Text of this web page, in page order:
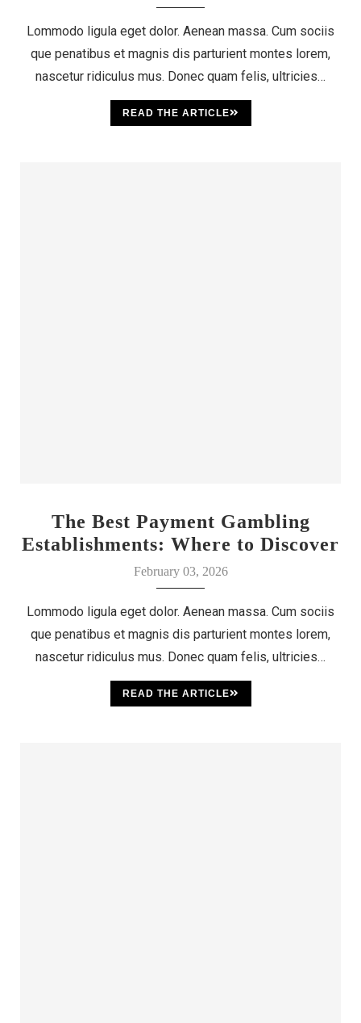
Lommodo ligula eget dolor. Aenean massa. Cum sociis
que penatibus et magnis dis parturient montes lorem,
nascetur ridiculus mus. Donec quam felis, ultricies…
READ THE ARTICLE
The Best Payment Gambling
Establishments: Where to Discover
Your Luck
February 03, 2026
Lommodo ligula eget dolor. Aenean massa. Cum sociis
que penatibus et magnis dis parturient montes lorem,
nascetur ridiculus mus. Donec quam felis, ultricies…
READ THE ARTICLE